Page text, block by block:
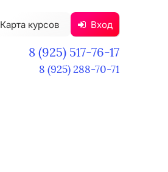
Карта курсов Вход
8 (925) 517-76-17
8 (925) 288-70-71